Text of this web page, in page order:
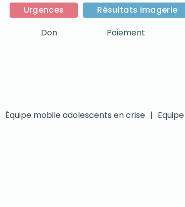
Urgences Résultats imagerie
Don Paiement
Équipe mobile adolescents en crise |